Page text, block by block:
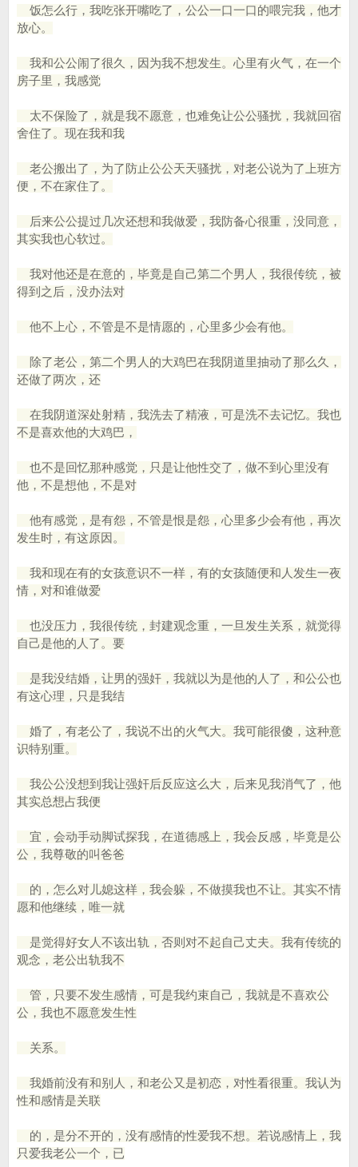
饭怎么行，我吃张开嘴吃了，公公一口一口的喂完我，他才
放心。
我和公公闹了很久，因为我不想发生。心里有火气，在一个
房子里，我感觉
太不保险了，就是我不愿意，也难免让公公骚扰，我就回宿
舍住了。现在我和我
老公搬出了，为了防止公公天天骚扰，对老公说为了上班方
便，不在家住了。
后来公公提过几次还想和我做爱，我防备心很重，没同意，
其实我也心软过。
我对他还是在意的，毕竟是自己第二个男人，我很传统，被
得到之后，没办法对
他不上心，不管是不是情愿的，心里多少会有他。
除了老公，第二个男人的大鸡巴在我阴道里抽动了那么久，
还做了两次，还
在我阴道深处射精，我洗去了精液，可是洗不去记忆。我也
不是喜欢他的大鸡巴，
也不是回忆那种感觉，只是让他性交了，做不到心里没有
他，不是想他，不是对
他有感觉，是有怨，不管是恨是怨，心里多少会有他，再次
发生时，有这原因。
我和现在有的女孩意识不一样，有的女孩随便和人发生一夜
情，对和谁做爱
也没压力，我很传统，封建观念重，一旦发生关系，就觉得
自己是他的人了。要
是我没结婚，让男的强奸，我就以为是他的人了，和公公也
有这心理，只是我结
婚了，有老公了，我说不出的火气大。我可能很傻，这种意
识特别重。
我公公没想到我让强奸后反应这么大，后来见我消气了，他
其实总想占我便
宜，会动手动脚试探我，在道德感上，我会反感，毕竟是公
公，我尊敬的叫爸爸
的，怎么对儿媳这样，我会躲，不做摸我也不让。其实不情
愿和他继续，唯一就
是觉得好女人不该出轨，否则对不起自己丈夫。我有传统的
观念，老公出轨我不
管，只要不发生感情，可是我约束自己，我就是不喜欢公
公，我也不愿意发生性
关系。
我婚前没有和别人，和老公又是初恋，对性看很重。我认为
性和感情是关联
的，是分不开的，没有感情的性爱我不想。若说感情上，我
只爱我老公一个，已